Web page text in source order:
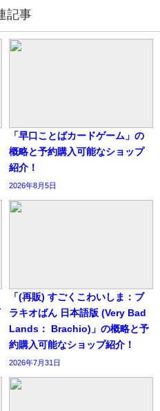
記事
「早口ことばカードゲーム」の
概略と予約購入可能なショップ
紹介！
2026年8月5日
「(再販) すごくこわいしま：ブ
ラキオばん 日本語版 (Very Bad
Lands： Brachio)」の概略と予
約購入可能なショップ紹介！
2026年7月31日